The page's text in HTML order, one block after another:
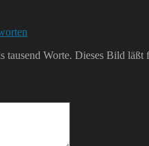
Worte. Dieses Bild läßt